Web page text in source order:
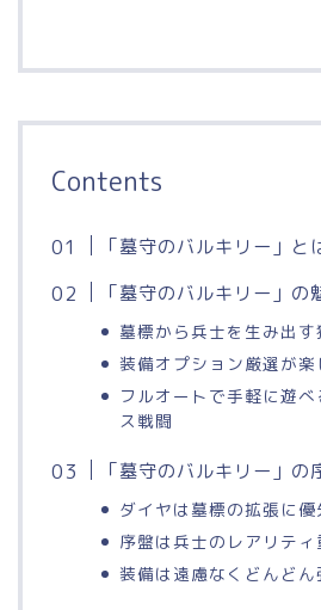
Contents
「墓守のバルキリー」と
「墓守のバルキリー」の
墓標から兵士を生み出
装備オプション厳選が
フルオートで手軽に遊
ス戦闘
「墓守のバルキリー」の
ダイヤは墓標の拡張に優
序盤は兵士のレアリテ
装備は遠慮なくどんどん